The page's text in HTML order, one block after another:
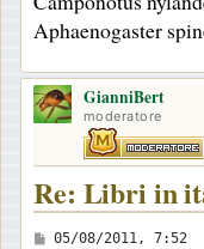
Aphaenogaster
GianniBert
moderatore
Re: Libri in
M
05/08/2011, 7:52